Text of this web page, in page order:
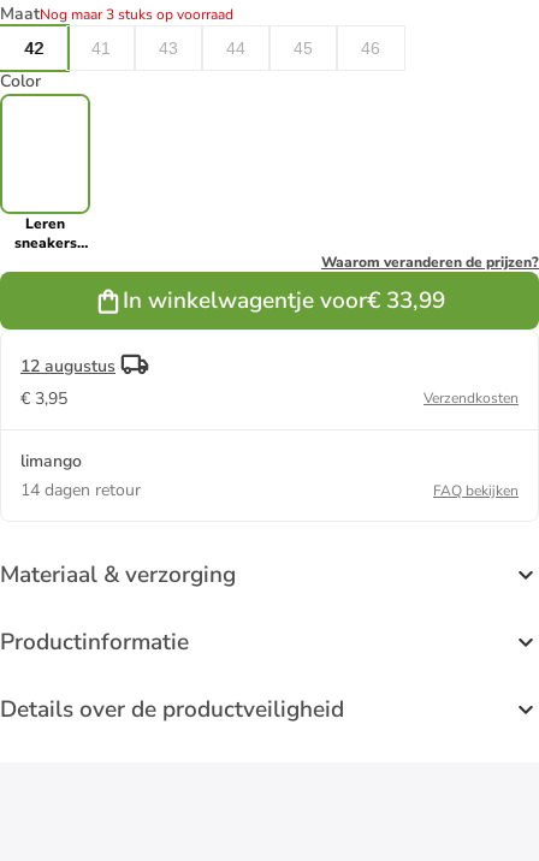
MaatNog maar 3 stuks op voorraad
42
41 43 44 45 46
Color
Leren
sneakers
Waarom veranderen de prijzen?
In winkelwagentje voor€ 33,99
12 augustus
€ 3,95
Verzendkosten
limango
14 dagen retour
FAQ bekijken
Materiaal & verzorging
Productinformatie
Details over de productveiligheid